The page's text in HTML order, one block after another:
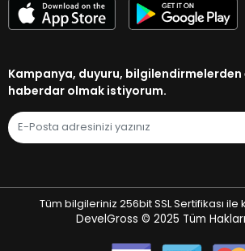
Kampanya, duyuru,
haberdar olmak istiyorum.
Tüm bilgileriniz 256bit SSL Sertifikası ile
DevelGross © 2025 Tüm